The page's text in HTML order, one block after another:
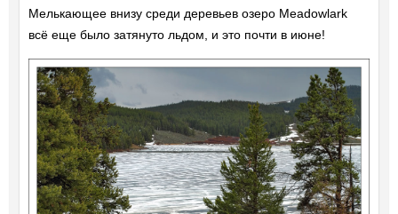
Мелькающее внизу среди деревьев озеро Meadowlark
всё еще было затянуто льдом, и это почти в июне!